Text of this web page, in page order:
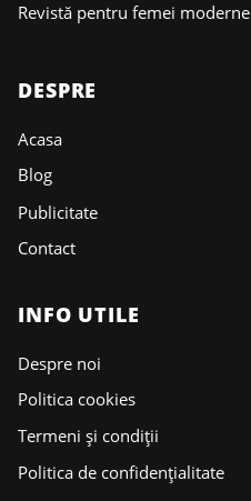
Revistă pentru femei moderne
DESPRE
Acasa
Blog
Publicitate
Contact
INFO UTILE
Despre noi
Politica cookies
Termeni și condiții
Politica de confidențialitate